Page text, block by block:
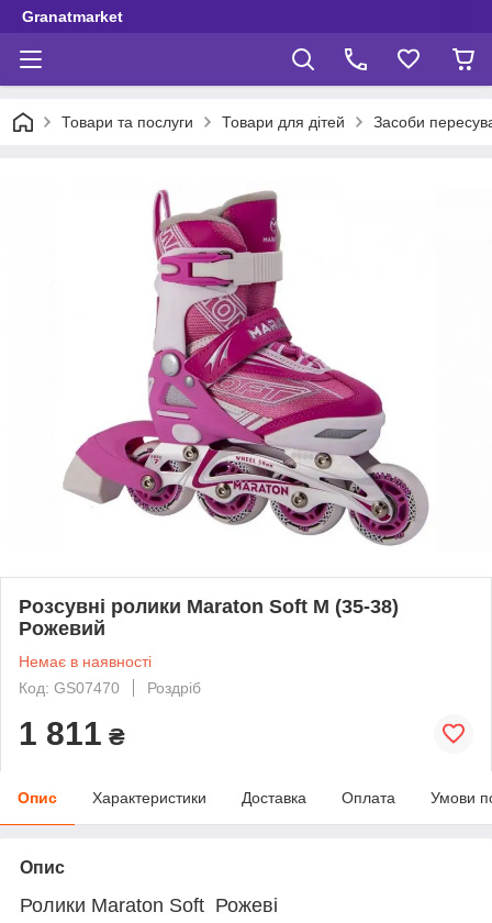
Granatmarket
Товари та послуги Товари для дітей Засоби
Розсувні ролики Maraton Soft M (35-38)
Рожевий
Немає в наявності
Код: GS07470
Роздріб
1 811 ₴
Опис Характеристики Доставка Оплата Умови
Опис
Ролики Maraton Soft Рожеві